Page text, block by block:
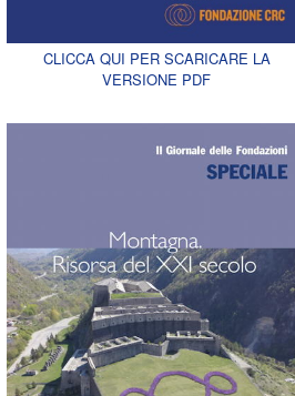
CLICCA QUI PER SCARICARE LA
VERSIONE PDF